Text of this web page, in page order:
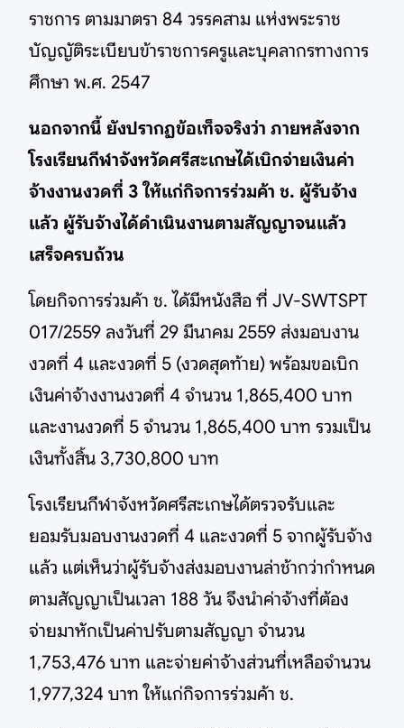
ราชการ ตามมาตรา 84 วรรคสาม แห่งพระราช
บัญญัติระเบียบข้าราชการครูและบุคลากรทางการ
ศึกษา พ.ศ. 2547
นอกจากนี้ ยังปรากฏข้อเท็จจริงว่า ภายหลังจาก
โรงเรียนกีฬาจังหวัดศรีสะเกษได้เบิกจ่ายเงินค่า
จ้างงานงวดที่ 3 ให้แก่กิจการร่วมค้า ช. ผู้รับจ้าง
แล้ว ผู้รับจ้างได้ดำเนินงานตามสัญญาจนแล้ว
เสร็จครบถ้วน
โดยกิจการร่วมค้า ช. ได้มีหนังสือ ที่ JV-SWTSPT
017/2559 ลงวันที่ 29 มีนาคม 2559 ส่งมอบงาน
งวดที่ 4 และงวดที่ 5 (งวดสุดท้าย) พร้อมขอเบิก
เงินค่าจ้างงานงวดที่ 4 จำนวน 1,865,400 บาท
และงานงวดที่ 5 จำนวน 1,865,400 บาท รวมเป็น
เงินทั้งสิ้น 3,730,800 บาท
โรงเรียนกีฬาจังหวัดศรีสะเกษได้ตรวจรับและ
ยอมรับมอบงานงวดที่ 4 และงวดที่ 5 จากผู้รับจ้าง
แล้ว แต่เห็นว่าผู้รับจ้างส่งมอบงานล่าช้ากว่ากำหนด
ตามสัญญาเป็นเวลา 188 วัน จึงนำค่าจ้างที่ต้อง
จ่ายมาหักเป็นค่าปรับตามสัญญา จำนวน
1,753,476 บาท และจ่ายค่าจ้างส่วนที่เหลือจำนวน
1,977,324 บาท ให้แก่กิจการร่วมค้า ช.